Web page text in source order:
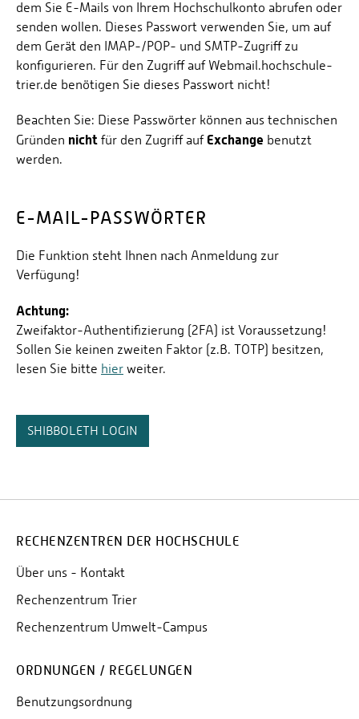
dem Sie E-Mails von Ihrem Hochschulkonto abrufen oder
senden wollen. Dieses Passwort verwenden Sie, um auf
dem Gerät den IMAP-/POP- und SMTP-Zugriff zu
konfigurieren. Für den Zugriff auf Webmail.hochschule-
trier.de benötigen Sie dieses Passwort nicht!
Beachten Sie: Diese Passwörter können aus technischen
Gründen nicht für den Zugriff auf Exchange benutzt
werden.
E-MAIL-PASSWÖRTER
Die Funktion steht Ihnen nach Anmeldung zur
Verfügung!
Achtung:
Zweifaktor-Authentifizierung (2FA) ist Voraussetzung!
Sollen Sie keinen zweiten Faktor (z.B. TOTP) besitzen,
lesen Sie bitte hier weiter.
SHIBBOLETH LOGIN
RECHENZENTREN DER HOCHSCHULE
Über uns - Kontakt
Rechenzentrum Trier
Rechenzentrum Umwelt-Campus
ORDNUNGEN / REGELUNGEN
Benutzungsordnung